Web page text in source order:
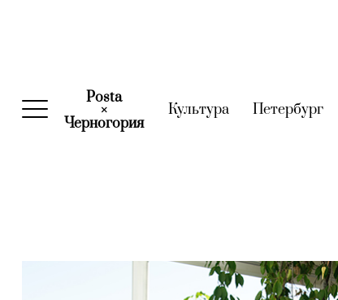
Posta
×
Черногория(current)
Культура(current)
Петербург